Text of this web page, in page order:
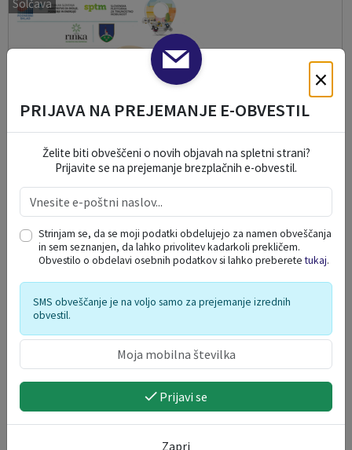
Solčava
PREVOZI NA KLIC NA SOLČAVSKEM
06. 08. 2026
Luče
×
PRIJAVA NA PREJEMANJE E-OBVESTIL
Želite biti obveščeni o novih objavah na spletni strani?
Prijavite se na prejemanje brezplačnih e-obvestil.
Strinjam se, da se moji podatki obdelujejo za namen obveščanja
in sem seznanjen, da lahko privolitev kadarkoli prekličem.
Obvestilo o obdelavi osebnih podatkov si lahko preberetetukaj.
SMS obveščanje je na voljo samo za prejemanje izrednih
obvestil.
Prijavi se
Zapri